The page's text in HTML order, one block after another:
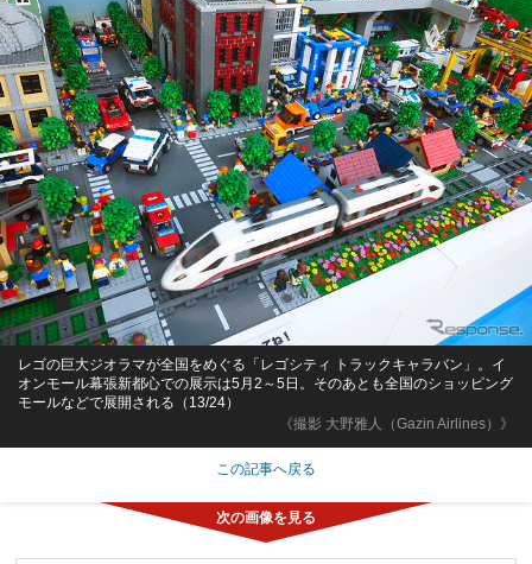
《撮影 大野雅人（Gazin Airlines）》
レゴの巨大ジオラマが全国をめぐる「レゴシティ トラックキャラバン」。イ
オンモール幕張新都心での展示は5月2～5日。そのあとも全国のショッピング
モールなどで展開される（13/24）
この記事へ戻る